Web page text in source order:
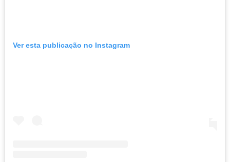
Ver esta publicação no Instagram